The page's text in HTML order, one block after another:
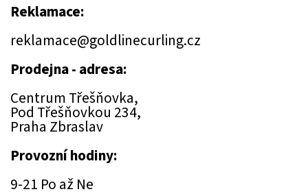
Reklamace:
reklamace@goldlinecurling.cz
Prodejna - adresa:
Centrum Třešňovka,
Pod Třešňovkou 234,
Praha Zbraslav
Provozní hodiny:
9-21 Po až Ne